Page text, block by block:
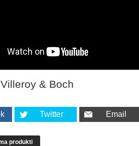
Villeroy & Boch
Twitter Email
produkti